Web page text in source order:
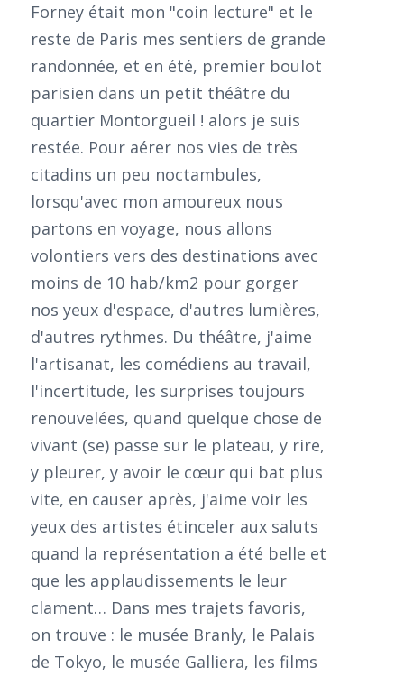
Forney était mon "coin lecture" et le
reste de Paris mes sentiers de grande
randonnée, et en été, premier boulot
parisien dans un petit théâtre du
quartier Montorgueil ! alors je suis
restée. Pour aérer nos vies de très
citadins un peu noctambules,
lorsqu'avec mon amoureux nous
partons en voyage, nous allons
volontiers vers des destinations avec
moins de 10 hab/km2 pour gorger
nos yeux d'espace, d'autres lumières,
d'autres rythmes. Du théâtre, j'aime
l'artisanat, les comédiens au travail,
l'incertitude, les surprises toujours
renouvelées, quand quelque chose de
vivant (se) passe sur le plateau, y rire,
y pleurer, y avoir le cœur qui bat plus
vite, en causer après, j'aime voir les
yeux des artistes étinceler aux saluts
quand la représentation a été belle et
que les applaudissements le leur
clament… Dans mes trajets favoris,
on trouve : le musée Branly, le Palais
de Tokyo, le musée Galliera, les films